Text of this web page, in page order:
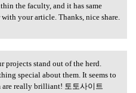
the faculty, and it has same
your article. Thanks, nice share.
projects stand
projects stand out of the herd.
special about them. It seems to
are really brilliant! 토토사이트